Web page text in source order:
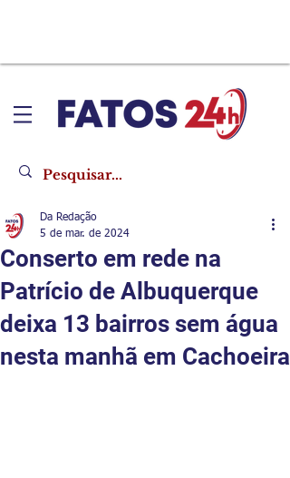
Conserto em rede na
Patrício de Albuquerque
deixa 13 bairros sem água
nesta manhã em Cachoeira
Da Redação
5 de mar. de 2024